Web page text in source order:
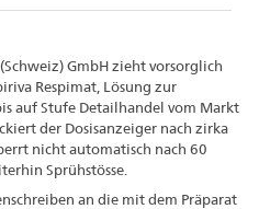
GmbH zieht vorsorglich
Respimat, Lösung zur
auf Stufe Detailhandel vom Markt
der Dosisanzeiger nach zirka
nicht automatisch nach 60
Sprühstösse.
an die mit dem Präparat